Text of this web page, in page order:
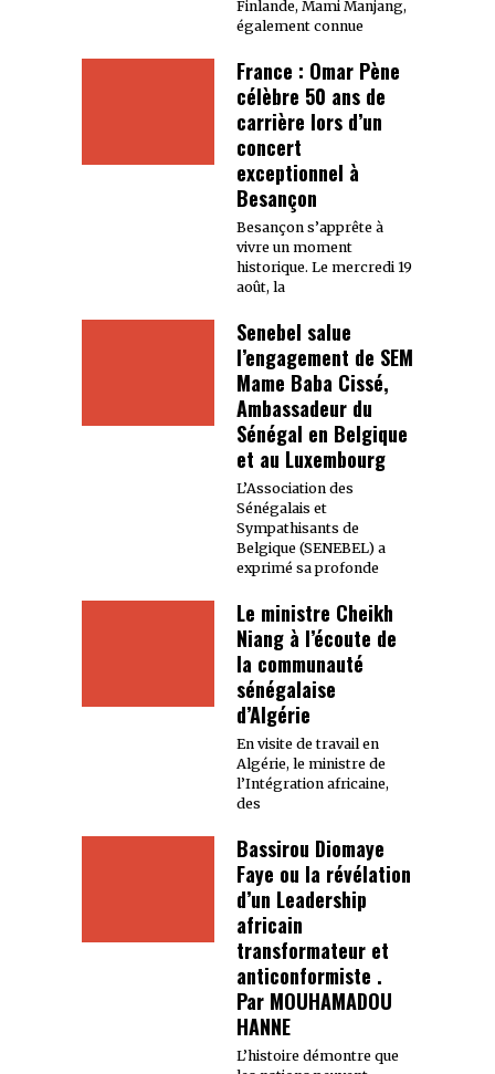
Finlande, Mami Manjang,
également connue
France : Omar Pène
célèbre 50 ans de
carrière lors d’un
concert
exceptionnel à
Besançon
Besançon s’apprête à
vivre un moment
historique. Le mercredi 19
août, la
Senebel salue
l’engagement de SEM
Mame Baba Cissé,
Ambassadeur du
Sénégal en Belgique
et au Luxembourg
L’Association des
Sénégalais et
Sympathisants de
Belgique (SENEBEL) a
exprimé sa profonde
Le ministre Cheikh
Niang à l’écoute de
la communauté
sénégalaise
d’Algérie
En visite de travail en
Algérie, le ministre de
l’Intégration africaine,
des
Bassirou Diomaye
Faye ou la révélation
d’un Leadership
africain
transformateur et
anticonformiste .
Par MOUHAMADOU
HANNE
L’histoire démontre que